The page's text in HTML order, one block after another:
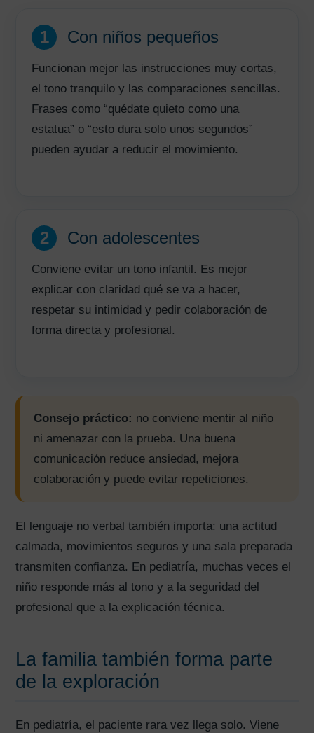
1 Con niños pequeños
Funcionan mejor las instrucciones muy cortas,
el tono tranquilo y las comparaciones sencillas.
Frases como “quédate quieto como una
estatua” o “esto dura solo unos segundos”
pueden ayudar a reducir el movimiento.
2 Con adolescentes
Conviene evitar un tono infantil. Es mejor
explicar con claridad qué se va a hacer,
respetar su intimidad y pedir colaboración de
forma directa y profesional.
Consejo práctico: no conviene mentir al niño
ni amenazar con la prueba. Una buena
comunicación reduce ansiedad, mejora
colaboración y puede evitar repeticiones.
El lenguaje no verbal también importa: una actitud
calmada, movimientos seguros y una sala preparada
transmiten confianza. En pediatría, muchas veces el
niño responde más al tono y a la seguridad del
profesional que a la explicación técnica.
La familia también forma parte
de la exploración
En pediatría, el paciente rara vez llega solo. Viene